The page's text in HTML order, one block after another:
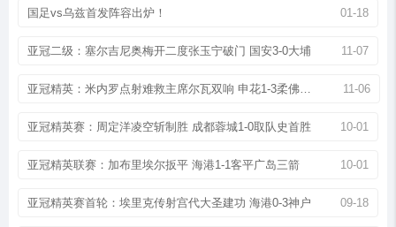
国足vs乌兹首发阵容出炉！ 01-18
亚冠二级：塞尔吉尼奥梅开二度张玉宁破门 国安3-0大埔 11-07
亚冠精英：米内罗点射难救主席尔瓦双响 申花1-3柔佛新山 11-06
亚冠精英赛：周定洋凌空斩制胜 成都蓉城1-0取队史首胜 10-01
亚冠精英联赛：加布里埃尔扳平 海港1-1客平广岛三箭 10-01
亚冠精英赛首轮：埃里克传射宫代大圣建功 海港0-3神户 09-18